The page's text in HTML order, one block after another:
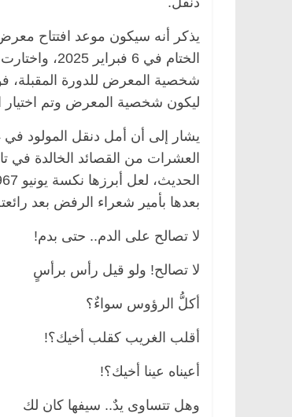
شخصية المعرض للدورة المقبلة،
ليكون شخصية المعرض وتم
العشرات من القصائد الخالدة في
بعدها بأمير شعراء الرفض بعد
لا تصالح على الدم.. حتى بدم!
لا تصالح! ولو قيل رأس برأسٍ
أكلُّ الرؤوس سواءٌ؟
أقلب الغريب كقلب أخيك؟!
أعيناه عينا أخيك؟!
وهل تتساوى يدٌ.. سيفها كان لك